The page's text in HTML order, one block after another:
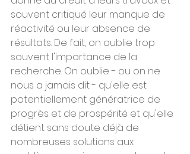
souvent critiqué leur manque de
réactivité ou leur absence de
résultats. De fait, on oublie trop
souvent l'importance de la
recherche. On oublie - ou on ne
nous a jamais dit - qu'elle est
potentiellement génératrice de
progrès et de prospérité et qu'elle
détient sans doute déjà de
nombreuses solutions aux